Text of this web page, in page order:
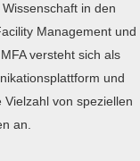
in den
Management und
versteht sich als
und
von speziellen
an.